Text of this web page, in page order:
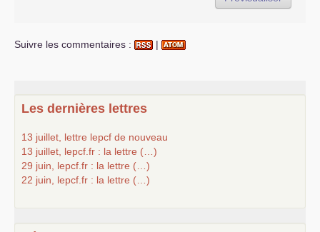
Suivre les commentaires : |
Les dernières lettres
13 juillet, lettre lepcf de nouveau
13 juillet, lepcf.fr : la lettre (…)
29 juin, lepcf.fr : la lettre (…)
22 juin, lepcf.fr : la lettre (…)